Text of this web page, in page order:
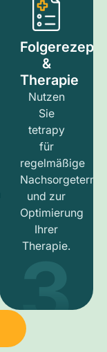
Folgerezept
&
Therapie
Nutzen
Sie
tetrapy
für
regelmäßige
und zur
Optimierung
Ihrer
Therapie.
3